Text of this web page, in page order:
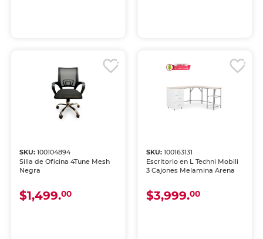
SKU:100104894
Silla de Oficina 4Tune Mesh
Negra
$1,499.00
SKU: 100163131
Escritorio en L Techni Mobili
3 Cajones Melamina Arena
$3,999.00